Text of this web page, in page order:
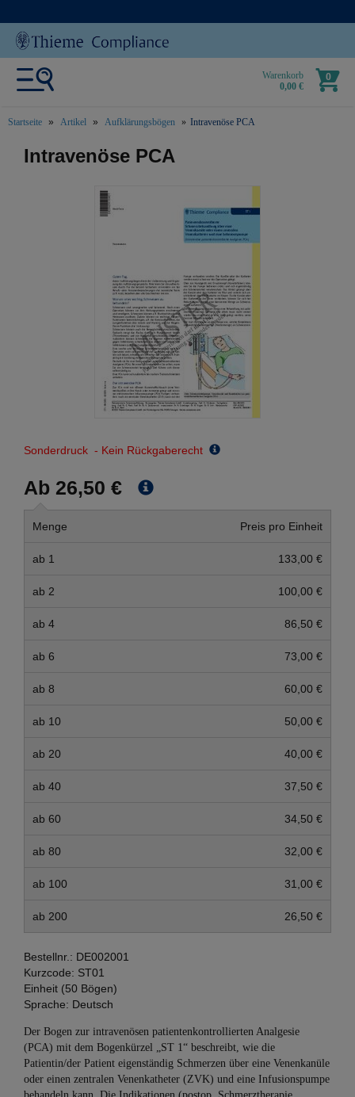
Warenkorb
0,00 €
0
Startseite Artikel Aufklärungsbögen Intravenöse PCA
text.skipToContent
text.skipToNavigation
Intravenöse PCA
Sonderdruck - Kein Rückgaberecht
Ab 26,50 €
Menge Preis pro Einheit
ab 1 133,00 €
ab 2 100,00 €
ab 4 86,50 €
ab 6 73,00 €
ab 8 60,00 €
ab 10 50,00 €
ab 20 40,00 €
ab 40 37,50 €
ab 60 34,50 €
ab 80 32,00 €
ab 100 31,00 €
ab 200 26,50 €
Bestellnr.: DE002001
Kurzcode: ST01
Einheit (50 Bögen)
Sprache: Deutsch
Der Bogen zur intravenösen patientenkontrollierten Analgesie
(PCA) mit dem Bogenkürzel „ST 1“ beschreibt, wie die
Patientin/der Patient eigenständig Schmerzen über eine Venenkanüle
oder einen zentralen Venenkatheter (ZVK) und eine Infusionspumpe